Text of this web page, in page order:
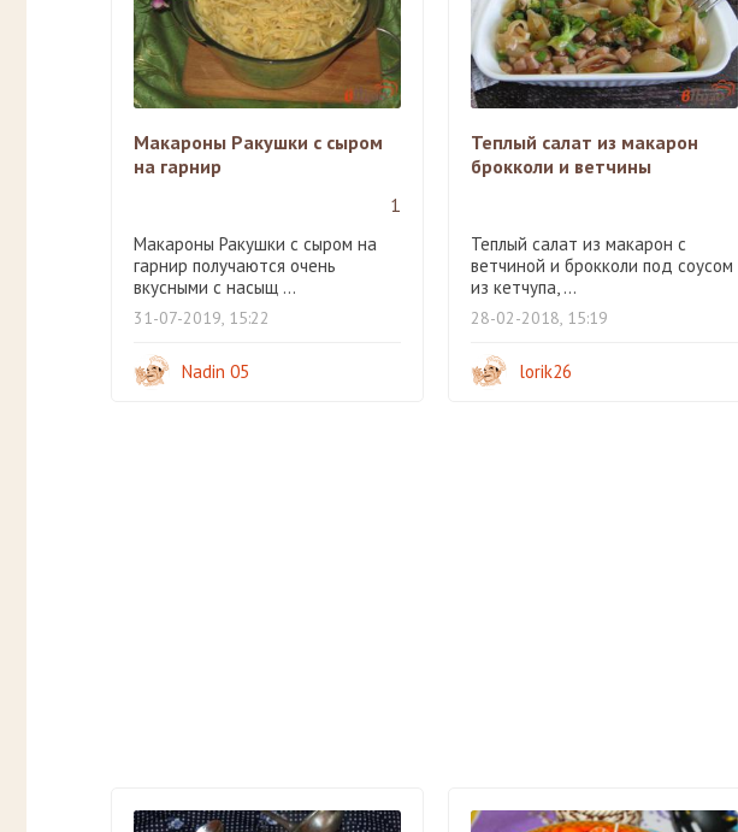
Макароны Ракушки с сыром
на гарнир
1
Макароны Ракушки с сыром на
гарнир получаются очень
вкусными с насыщ ...
31-07-2019, 15:22
Nadin 05
Теплый салат из макарон
брокколи и ветчины
Теплый салат из макарон с
ветчиной и брокколи под соусом
из кетчупа, ...
28-02-2018, 15:19
lorik26